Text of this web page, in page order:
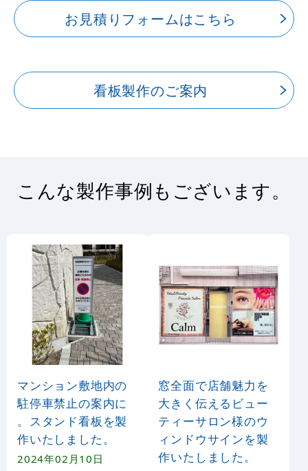
お見積りフォームはこちら
看板製作のご案内
こんな製作事例もございます。
マンション敷地内の
駐停車禁止の案内に
。スタンド看板を製
作いたしました。
2024年02月10日
窓全面で店舗魅力を
大きく伝えるビュー
ティーサロン様のウ
ィンドウサインを製
作いたしました。